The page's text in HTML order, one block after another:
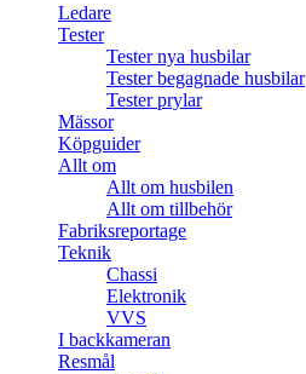
Ledare
Tester
Tester nya husbilar
Tester begagnade husbilar
Tester prylar
Mässor
Köpguider
Allt om
Allt om husbilen
Allt om tillbehör
Fabriksreportage
Teknik
Chassi
Elektronik
VVS
I backkameran
Resmål